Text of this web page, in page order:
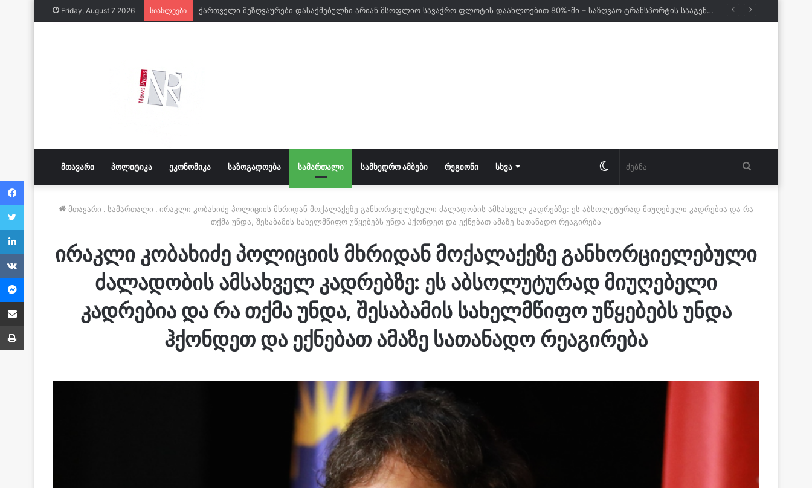
Friday, August 7 2026 სიახლეები ქართველი მეზღვაურები დასაქმებულნი არიან მსოფლიო სავაჭრო ფლოტის დაახლოებით 80%-ში – საზღვაო ტრანსპორტის სააგენტოს დირექტორი
ᲛᲗᲐᲕᲐᲠᲘ ᲞᲝᲚᲘᲢᲘᲙᲐ ᲔᲙᲝᲜᲝᲛᲘᲙᲐ ᲡᲐᲖᲝᲒᲐᲓᲝᲔᲑᲐ ᲡᲐᲛᲐᲠᲗᲐᲚᲘ ᲡᲐᲛᲮᲔᲓᲠᲝ ᲐᲛᲑᲔᲑᲘ ᲠᲔᲒᲘᲝᲜᲘ ᲡᲮᲕᲐ Switch
მთავარი . სამართალი . ირაკლი კობახიძე პოლიციის მხრიდან მოქალაქეზე განხორციელებული ძალადობის ამსახველ კადრებზე: ეს აბსოლუტურად მიუღებელი კადრებია და რა
თქმა უნდა, შესაბამის სახელმწიფო უწყებებს უნდა ჰქონდეთ და ექნებათ ამაზე სათანადო რეაგირება
ირაკლი კობახიძე პოლიციის მხრიდან მოქალაქეზე განხორციელებული
ძალადობის ამსახველ კადრებზე: ეს აბსოლუტურად მიუღებელი
კადრებია და რა თქმა უნდა, შესაბამის სახელმწიფო უწყებებს უნდა
ჰქონდეთ და ექნებათ ამაზე სათანადო რეაგირება
Facebook
Twitter
LinkedIn
VKontakte
Messenger
Share via Email